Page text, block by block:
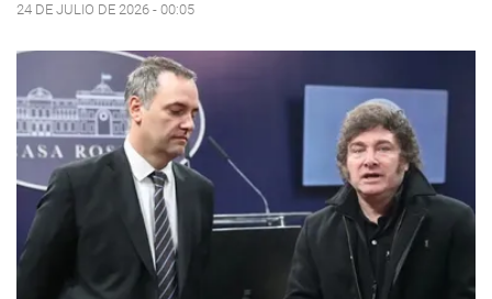
24 DE JULIO DE 2026 - 00:05